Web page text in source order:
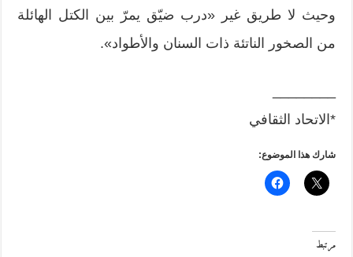
وحيث لا طريق غير «درب ضيّق يمرّ بين الكتل الهائلة
من الصخور الناتئة ذات السنان والأطواد».
*الاتحاد الثقافي
شارك هذا الموضوع:
مرتبط